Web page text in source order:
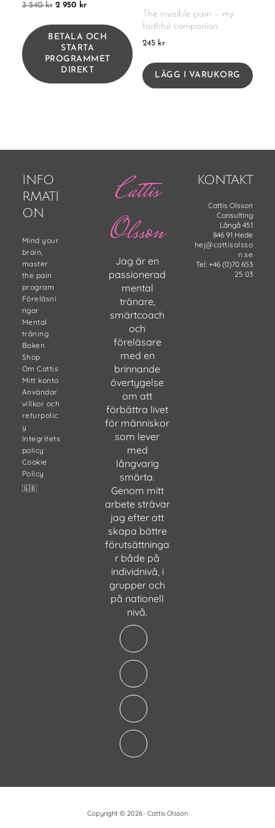
3 540kr 2 950 kr
BETALA OCH
STARTA
PROGRAMMET
DIREKT
The invisible pain – my
faithful companion
245 kr
LÄGG I VARUKORG
INFO
RMATI
ON
Mind your
brain,
master
the pain
program
Föreläsni
ngar
Mental
träning
Boken
Shop
Om Cattis
Mitt konto
Användar
villkor och
returpolic
y
Integritets
policy
Cookie
Policy
🇬🇧
Cattis
Olsson
Jag är en
passionerad
mental
tränare,
smärtcoach
och
föreläsare
med en
brinnande
övertygelse
om att
förbättra livet
för människor
som lever
med
långvarig
smärta.
Genom mitt
arbete strävar
jag efter att
skapa bättre
förutsättninga
r både på
individnivå, i
grupper och
på nationell
nivå.
KONTAKT
Cattis Olsson
Consulting
Långå 451
846 91 Hede
hej@cattisolsso
n.se
Tel: +46 (0)70 653
25 03
Copyright © 2026 · Cattis Olsson